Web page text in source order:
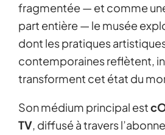
fragmentée — et comme
part entière — le musée
dont les pratiques
contemporaines reflètent,
transforment cet état du
Son médium principal est
TV, diffusé à travers